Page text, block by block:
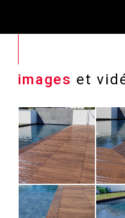
images et